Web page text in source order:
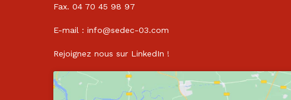
Fax. 04 70 45 98 97
E-mail : info@sedec-03.com
Rejoignez nous sur LinkedIn !